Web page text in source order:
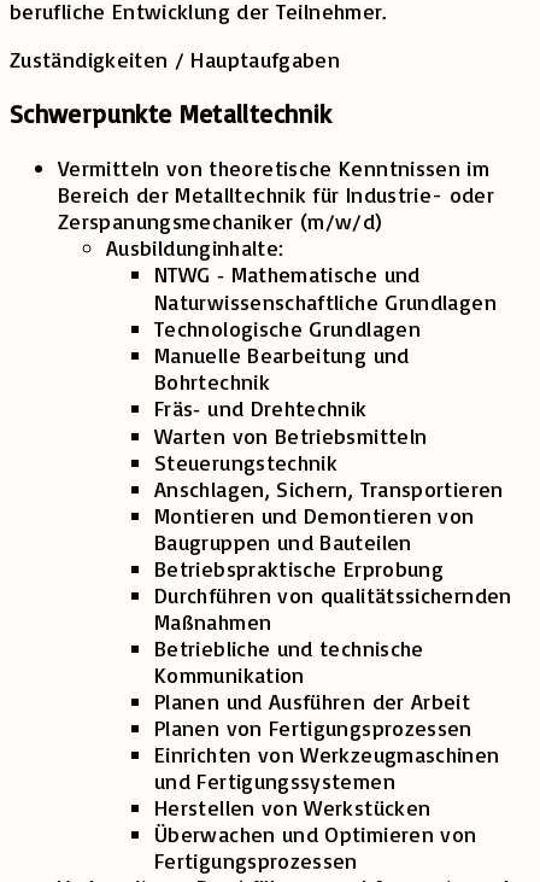
berufliche Entwicklung der Teilnehmer.
Zuständigkeiten / Hauptaufgaben
Schwerpunkte Metalltechnik
Vermitteln von theoretische Kenntnissen im
Bereich der Metalltechnik für Industrie- oder
Zerspanungsmechaniker (m/w/d)
Ausbildunginhalte:
NTWG ‐ Mathematische und
Naturwissenschaftliche Grundlagen
Technologische Grundlagen
Manuelle Bearbeitung und
Bohrtechnik
Fräs‐ und Drehtechnik
Warten von Betriebsmitteln
Steuerungstechnik
Anschlagen, Sichern, Transportieren
Montieren und Demontieren von
Baugruppen und Bauteilen
Betriebspraktische Erprobung
Durchführen von qualitätssichernden
Maßnahmen
Betriebliche und technische
Kommunikation
Planen und Ausführen der Arbeit
Planen von Fertigungsprozessen
Einrichten von Werkzeugmaschinen
und Fertigungssystemen
Herstellen von Werkstücken
Überwachen und Optimieren von
Fertigungsprozessen